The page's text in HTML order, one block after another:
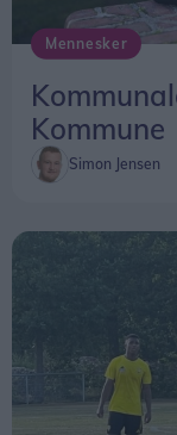
Mennesker
Kommune
Simon Jensen